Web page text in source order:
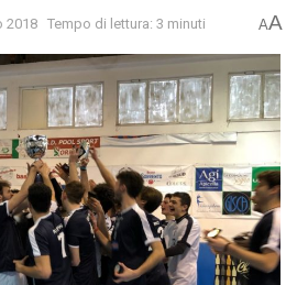
2018 Tempo di lettura: 3 minuti AA